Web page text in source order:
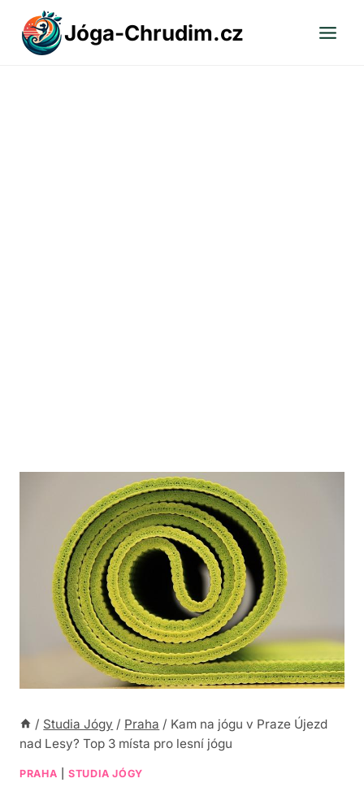
Přeskočit
obsah
Jóga-Chrudim.cz
/ Studia Jógy / Praha / Kam na jógu v Praze Újezd
nad Lesy? Top 3 místa pro lesní jógu
PRAHA |STUDIA JÓGY